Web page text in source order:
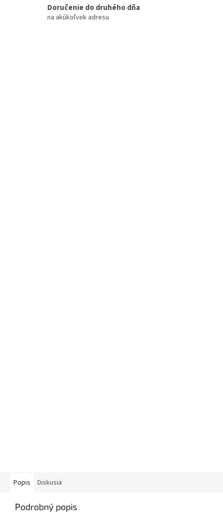
Doručenie do druhého dňa
na akúkoľvek adresu
Popis Diskusia
Podrobný popis